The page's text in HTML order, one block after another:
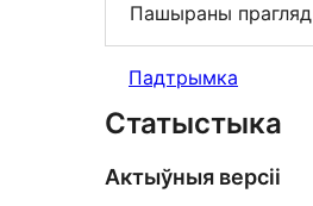
Пашыраны прагляд
Падтрымка
Статыстыка
Актыўныя версіі